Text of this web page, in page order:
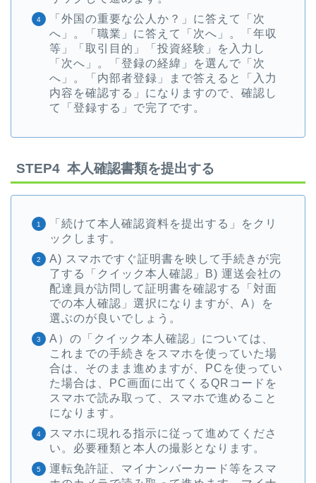
「外国の重要な公人か？」に答えて「次
へ」。「職業」に答えて「次へ」。「年収
等」「取引目的」「投資経験」を入力し
「次へ」。「登録の経緯」を選んで「次
へ」。「内部者登録」まで答えると「入力
内容を確認する」になりますので、確認し
て「登録する」で完了です。
STEP4 本人確認書類を提出する
「続けて本人確認資料を提出する」をクリ
ックします。
A) スマホですぐ証明書を映して手続きが完
了する「クイック本人確認」B) 運送会社の
配達員が訪問して証明書を確認する「対面
での本人確認」選択になりますが、A）を
選ぶのが良いでしょう。
A）の「クイック本人確認」については、
これまでの手続きをスマホを使っていた場
合は、そのまま進めますが、PCを使ってい
た場合は、PC画面に出てくるQRコードを
スマホで読み取って、スマホで進めること
になります。
スマホに現れる指示に従って進めてくださ
い。必要種類と本人の撮影となります。
運転免許証、マイナンバーカード等をスマ